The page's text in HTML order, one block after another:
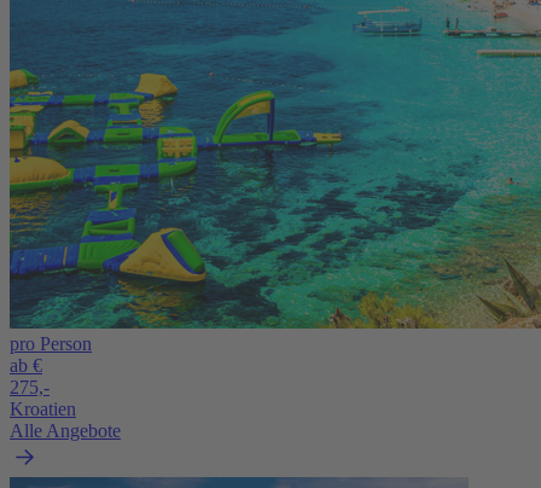
pro Person
ab €
275,-
Kroatien
Alle Angebote